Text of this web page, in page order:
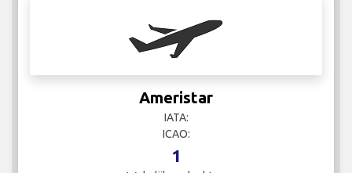
Ameristar
IATA:
ICAO:
1